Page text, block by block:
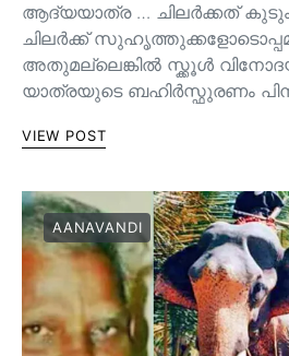
ആദ്യയാത്ര … ചിലർക്കത്
ചിലർക്ക്
അതുമല്ലെങ്കിൽ സ്ക്കൂൾ
യാത്രയുടെ ബഹിർസ്ഫുരണം
VIEW POST
AANAVANDI